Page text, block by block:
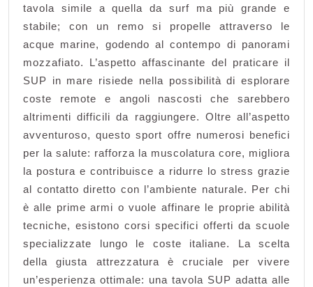
tavola simile a quella da surf ma più grande e
stabile; con un remo si propelle attraverso le
acque marine, godendo al contempo di panorami
mozzafiato. L’aspetto affascinante del praticare il
SUP in mare risiede nella possibilità di esplorare
coste remote e angoli nascosti che sarebbero
altrimenti difficili da raggiungere. Oltre all’aspetto
avventuroso, questo sport offre numerosi benefici
per la salute: rafforza la muscolatura core, migliora
la postura e contribuisce a ridurre lo stress grazie
al contatto diretto con l’ambiente naturale. Per chi
è alle prime armi o vuole affinare le proprie abilità
tecniche, esistono corsi specifici offerti da scuole
specializzate lungo le coste italiane. La scelta
della giusta attrezzatura è cruciale per vivere
un’esperienza ottimale: una tavola SUP adatta alle